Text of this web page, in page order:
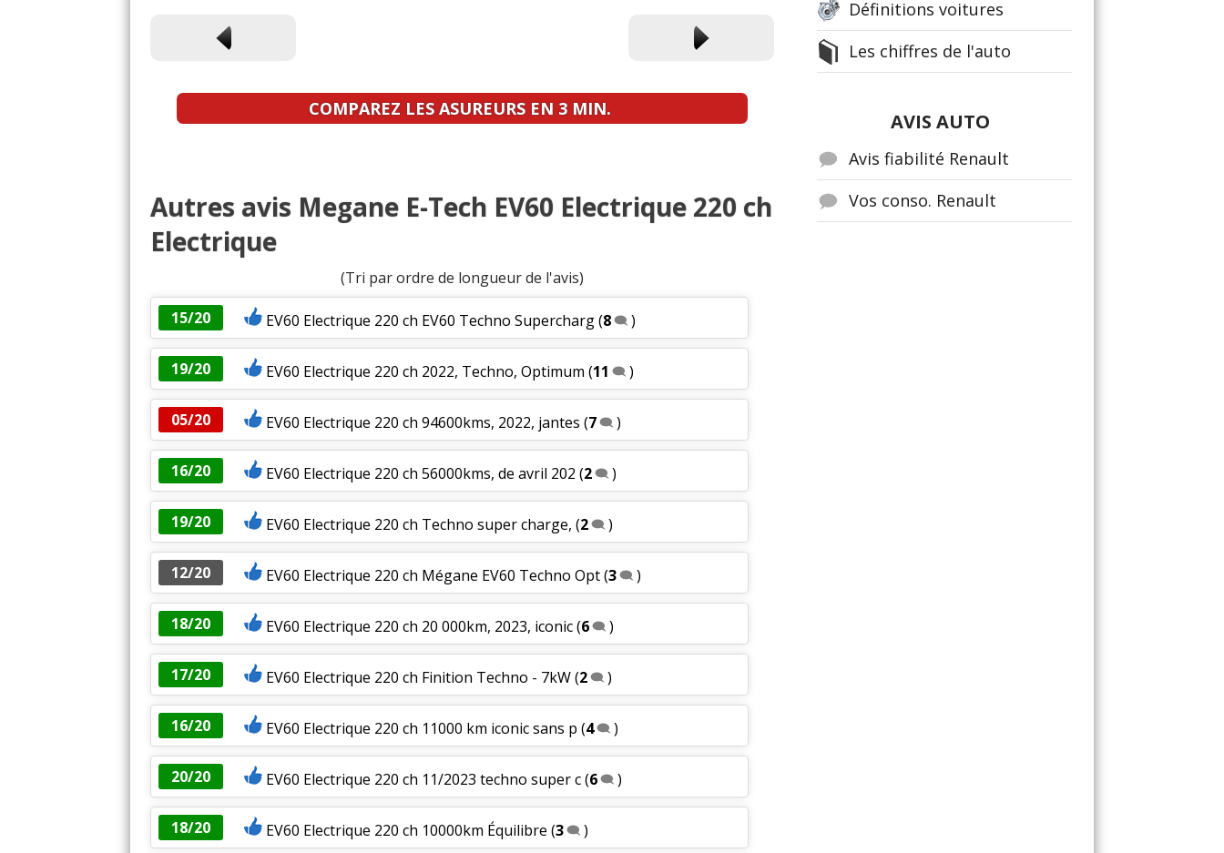
COMPAREZ LES ASUREURS EN 3 MIN.
Autres avis Megane E-Tech EV60 Electrique 220 ch
Electrique
(Tri par ordre de longueur de l'avis)
15/20
EV60 Electrique 220 ch EV60 Techno Supercharg(8 )
19/20 EV60 Electrique 220 ch 2022, Techno, Optimum (11 )
05/20 EV60 Electrique 220 ch 94600kms, 2022, jantes (7 )
16/20 EV60 Electrique 220 ch 56000kms, de avril 202 (2 )
19/20 EV60 Electrique 220 ch Techno super charge, (2 )
12/20 EV60 Electrique 220 ch Mégane EV60 Techno Opt(3 )
18/20 EV60 Electrique 220 ch 20 000km, 2023, iconic(6 )
17/20 EV60 Electrique 220 ch Finition Techno - 7kW(2 )
16/20 EV60 Electrique 220 ch 11000 km iconic sans p (4 )
20/20 EV60 Electrique 220 ch 11/2023 techno super c(6 )
18/20 EV60 Electrique 220 ch 10000km Équilibre (3 )
Définitions voitures
Les chiffres de l'auto
AVIS AUTO
Avis fiabilité Renault
Vos conso. Renault